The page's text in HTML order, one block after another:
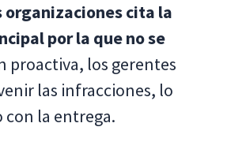
organizaciones cita la
por la que no se
proactiva, los gerentes
las infracciones, lo
la entrega.